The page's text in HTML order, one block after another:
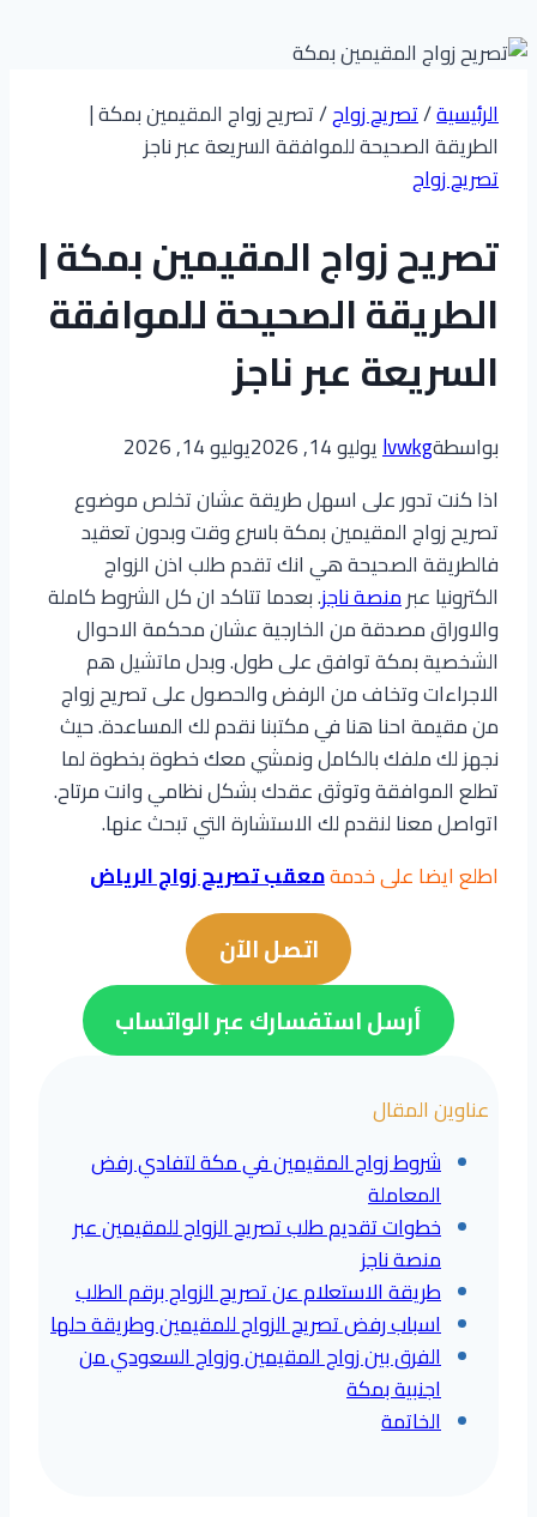
الرئيسية/تصريح زواج/تصريح زواج المقيمين بمكة |
الطريقة الصحيحة للموافقة السريعة عبر ناجز
تصريح زواج
تصريح زواج المقيمين بمكة |
الطريقة الصحيحة للموافقة
السريعة عبر ناجز
بواسطةlvwkgيوليو 14, 2026
يوليو 14, 2026
اذا كنت تدور على اسهل طريقة عشان تخلص موضوع
تصريح زواج المقيمين بمكة باسرع وقت وبدون تعقيد
فالطريقة الصحيحة هي انك تقدم طلب اذن الزواج
الكترونيا عبرمنصة ناجز. بعدما تتاكد ان كل الشروط كاملة
والاوراق مصدقة من الخارجية عشان محكمة الاحوال
الشخصية بمكة توافق على طول. وبدل ماتشيل هم
الاجراءات وتخاف من الرفض والحصول على تصريح زواج
من مقيمة احنا هنا في مكتبنا نقدم لك المساعدة. حيث
نجهز لك ملفك بالكامل ونمشي معك خطوة بخطوة لما
تطلع الموافقة وتوثق عقدك بشكل نظامي وانت مرتاح.
اتواصل معنا لنقدم لك الاستشارة التي تبحث عنها.
اطلع ايضا على خدمةمعقب تصريح زواج الرياض
اتصل الآن
أرسل استفسارك عبر الواتساب
عناوين المقال
شروط زواج المقيمين في مكة لتفادي رفض
المعاملة
خطوات تقديم طلب تصريح الزواج للمقيمين عبر
منصة ناجز
طريقة الاستعلام عن تصريح الزواج برقم الطلب
اسباب رفض تصريح الزواج للمقيمين وطريقة حلها
الفرق بين زواج المقيمين وزواج السعودي من
اجنبية بمكة
الخاتمة